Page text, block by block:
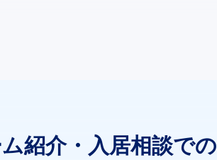
紹介・入居相談での